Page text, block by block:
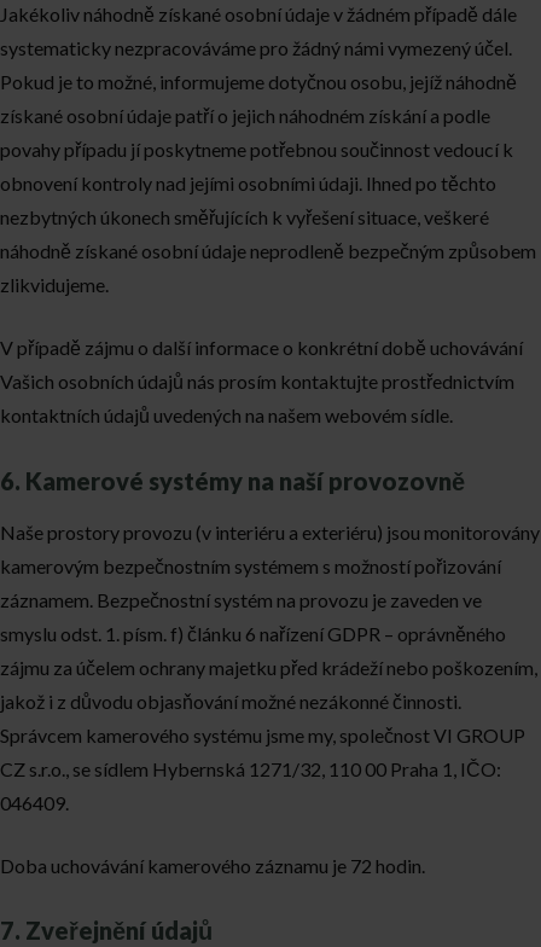
Jakékoliv náhodně získané osobní údaje v žádném případě dále
systematicky nezpracováváme pro žádný námi vymezený účel.
Pokud je to možné, informujeme dotyčnou osobu, jejíž náhodně
získané osobní údaje patří o jejich náhodném získání a podle
povahy případu jí poskytneme potřebnou součinnost vedoucí k
obnovení kontroly nad jejími osobními údaji. Ihned po těchto
nezbytných úkonech směřujících k vyřešení situace, veškeré
náhodně získané osobní údaje neprodleně bezpečným způsobem
zlikvidujeme.
V případě zájmu o další informace o konkrétní době uchovávání
Vašich osobních údajů nás prosím kontaktujte prostřednictvím
kontaktních údajů uvedených na našem webovém sídle.
6. Kamerové systémy na naší provozovně
Naše prostory provozu (v interiéru a exteriéru) jsou monitorovány
kamerovým bezpečnostním systémem s možností pořizování
záznamem. Bezpečnostní systém na provozu je zaveden ve
smyslu odst. 1. písm. f) článku 6 nařízení GDPR – oprávněného
zájmu za účelem ochrany majetku před krádeží nebo poškozením,
jakož i z důvodu objasňování možné nezákonné činnosti.
Správcem kamerového systému jsme my, společnost VI GROUP
CZ s.r.o., se sídlem Hybernská 1271/32, 110 00 Praha 1, IČO:
046409.
Doba uchovávání kamerového záznamu je 72 hodin.
7. Zveřejnění údajů